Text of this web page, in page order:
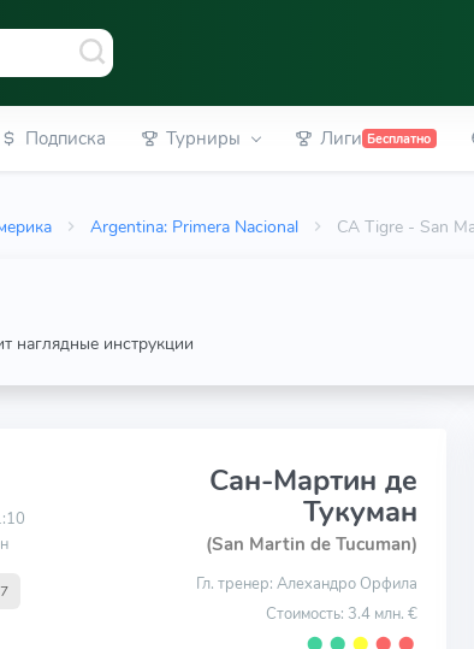
Подписка Турниры Лиги Бесплатно
Argentina: Primera Nacional CA Tigre - San
наглядные инструкции
Сан-Мартин де
Тукуман
(San Martin de Tucuman)
Гл. тренер: Алехандро Орфила
Стоимость: 3.4 млн. €
⬤ ⬤ ⬤ ⬤ ⬤